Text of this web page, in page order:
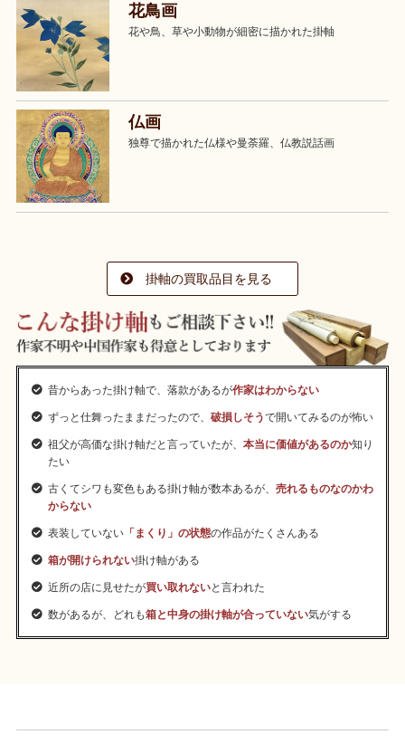
花鳥画
花や鳥、草や小動物が細密に描かれた掛軸
仏画
独尊で描かれた仏様や曼荼羅、仏教説話画
掛軸の買取品目を見る
昔からあった掛け軸で、落款があるが作家はわからない
ずっと仕舞ったままだったので、 破損しそうで開いてみるのが怖い
祖父が高価な掛け軸だと言っていたが、 本当に価値があるのか知り
たい
古くてシワも変色もある掛け軸が数本あるが、 売れるものなのかわ
からない
表装していない「まくり」の状態の作品がたくさんある
箱が開けられない掛け軸がある
近所の店に見せたが買い取れないと言われた
数があるが、どれも箱と中身の掛け軸が合っていない気がする